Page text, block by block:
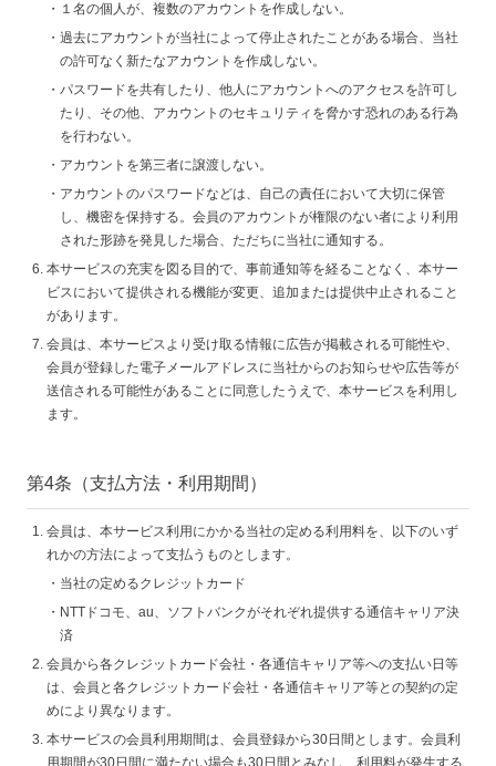
１名の個人が、複数のアカウントを作成しない。
過去にアカウントが当社によって停止されたことがある場合、当社
の許可なく新たなアカウントを作成しない。
パスワードを共有したり、他人にアカウントへのアクセスを許可し
たり、その他、アカウントのセキュリティを脅かす恐れのある行為
を行わない。
アカウントを第三者に譲渡しない。
アカウントのパスワードなどは、自己の責任において大切に保管
し、機密を保持する。会員のアカウントが権限のない者により利用
された形跡を発見した場合、ただちに当社に通知する。
本サービスの充実を図る目的で、事前通知等を経ることなく、本サー
ビスにおいて提供される機能が変更、追加または提供中止されること
があります。
会員は、本サービスより受け取る情報に広告が掲載される可能性や、
会員が登録した電子メールアドレスに当社からのお知らせや広告等が
送信される可能性があることに同意したうえで、本サービスを利用し
ます。
第4条（支払方法・利用期間）
会員は、本サービス利用にかかる当社の定める利用料を、以下のいず
れかの方法によって支払うものとします。
当社の定めるクレジットカード
NTTドコモ、au、ソフトバンクがそれぞれ提供する通信キャリア決
済
会員から各クレジットカード会社・各通信キャリア等への支払い日等
は、会員と各クレジットカード会社・各通信キャリア等との契約の定
めにより異なります。
本サービスの会員利用期間は、会員登録から30日間とします。会員利
用期間が30日間に満たない場合も30日間とみなし、利用料が発生する